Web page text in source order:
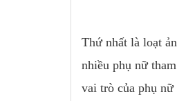
Thứ nhất là loạt
nhiều phụ nữ
vai trò của phụ